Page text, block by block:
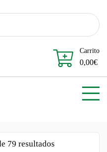
Carrito
0,00€
79 resultados